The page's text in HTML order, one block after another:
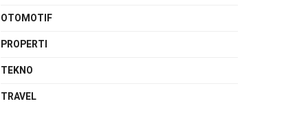
OTOMOTIF
PROPERTI
TEKNO
TRAVEL